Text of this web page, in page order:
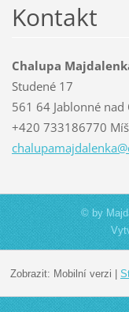
Kontakt
Chalupa
Studené 17
561 64 Jablonné nad
+420 733186770
chalupamajdalenk
© by
Zobrazit: Mobilní verzi